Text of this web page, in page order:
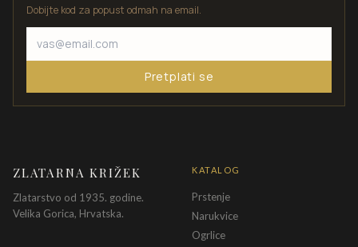
Dobijte kod za popust odmah na email.
Pretplati se
ZLATARNA KRIŽEK
Zlatarstvo od 1935. godine.
Velika Gorica, Hrvatska.
KATALOG
Prstenje
Narukvice
Ogrlice